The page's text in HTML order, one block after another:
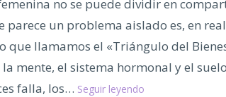
no se puede dividir en
parece un problema aislado es, en
que llamamos el «Triángulo del
mente, el sistema hormonal y el
falla, los… Seguir leyendo